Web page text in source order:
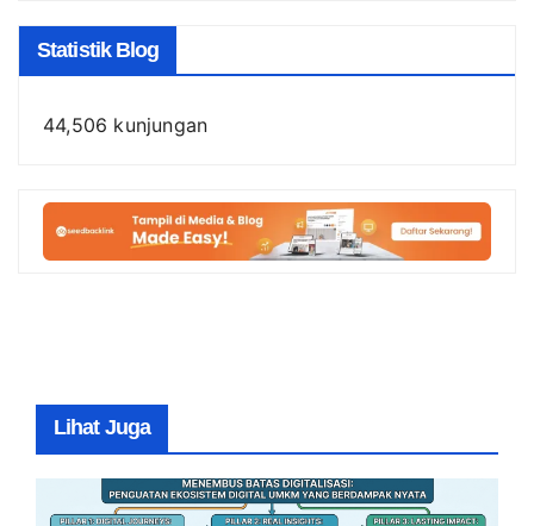
Statistik Blog
44,506 kunjungan
Lihat Juga